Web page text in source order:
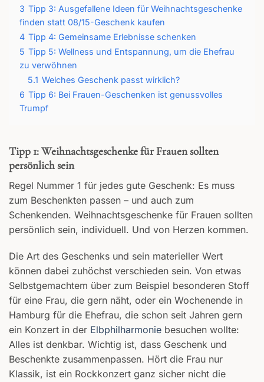
3 Tipp 3: Ausgefallene Ideen für Weihnachtsgeschenke
finden statt 08/15-Geschenk kaufen
4 Tipp 4: Gemeinsame Erlebnisse schenken
5 Tipp 5: Wellness und Entspannung, um die Ehefrau
zu verwöhnen
5.1 Welches Geschenk passt wirklich?
6 Tipp 6: Bei Frauen-Geschenken ist genussvolles
Trumpf
Tipp 1: Weihnachtsgeschenke für Frauen sollten
persönlich sein
Regel Nummer 1 für jedes gute Geschenk: Es muss
zum Beschenkten passen – und auch zum
Schenkenden. Weihnachtsgeschenke für Frauen sollten
persönlich sein, individuell. Und von Herzen kommen.
Die Art des Geschenks und sein materieller Wert
können dabei zuhöchst verschieden sein. Von etwas
Selbstgemachtem über zum Beispiel besonderen Stoff
für eine Frau, die gern näht, oder ein Wochenende in
Hamburg für die Ehefrau, die schon seit Jahren gern
ein Konzert in der Elbphilharmonie besuchen wollte:
Alles ist denkbar. Wichtig ist, dass Geschenk und
Beschenkte zusammenpassen. Hört die Frau nur
Klassik, ist ein Rockkonzert ganz sicher nicht die